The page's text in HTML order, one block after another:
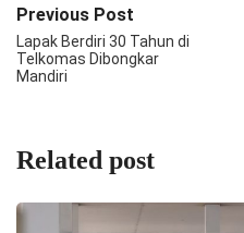
Previous Post
Lapak Berdiri 30 Tahun di
Telkomas Dibongkar
Mandiri
Related post